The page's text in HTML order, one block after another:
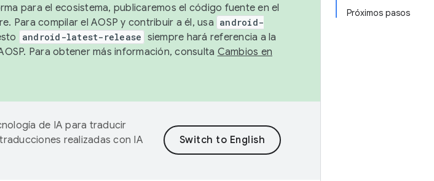
Próximos pasos
para el ecosistema, publicaremos el código fuente en el
Para compilar el AOSP y contribuir a él, usa android-
android-latest-release siempre hará referencia a la
Para obtener más información, consulta Cambios en
de IA para traducir
realizadas con IA